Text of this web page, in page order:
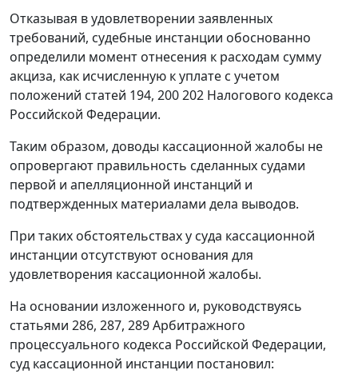
Отказывая в удовлетворении заявленных
требований, судебные инстанции обоснованно
определили момент отнесения к расходам сумму
акциза, как исчисленную к уплате с учетом
положений статей 194, 200202 Налогового кодекса
Российской Федерации.
Таким образом, доводы кассационной жалобы не
опровергают правильность сделанных судами
первой и апелляционной инстанций и
подтвержденных материалами дела выводов.
При таких обстоятельствах у суда кассационной
инстанции отсутствуют основания для
удовлетворения кассационной жалобы.
На основании изложенного и, руководствуясь
статьями 286, 287, 289Арбитражного
процессуального кодекса Российской Федерации,
суд кассационной инстанции постановил: